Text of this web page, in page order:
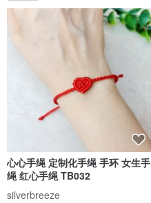
心心手绳 定制化手绳 手环 女生手
绳 红心手绳 TB032
silverbreeze